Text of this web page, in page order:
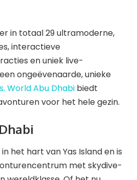
in totaal 29 ultramoderne,
interactieve
en uniek live-
ongeëvenaarde, unieke
World Abu Dhabi biedt
voor het hele gezin.
het hart van Yas Island en is
met skydive-